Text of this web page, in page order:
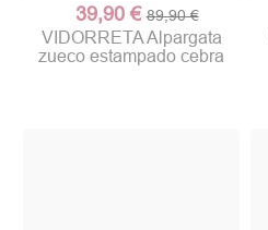
39,90 € 89,90 €
VIDORRETA Alpargata
zueco estampado cebra